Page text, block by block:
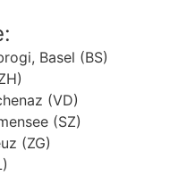
Basel (BS)
(VD)
(SZ)
(ZG)